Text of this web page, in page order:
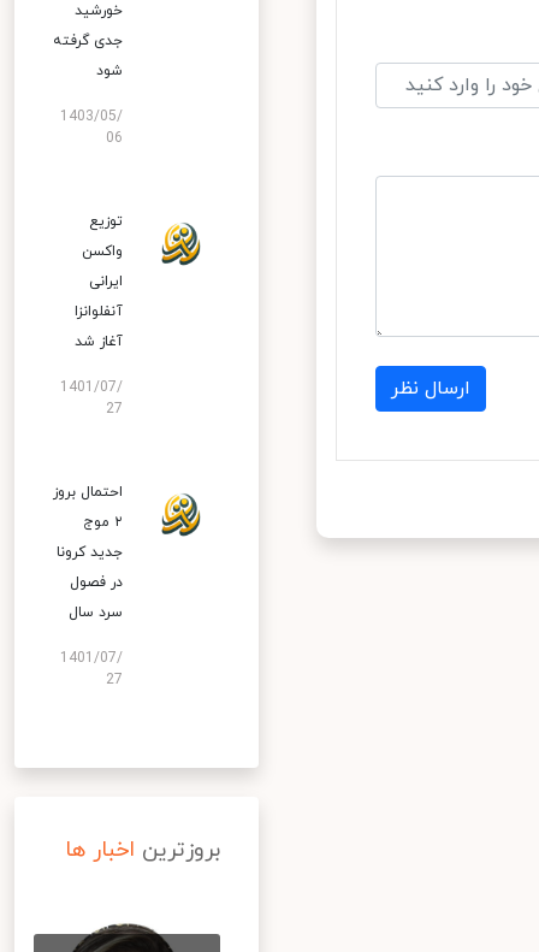
ارسال نظر
خورشید
جدی گرفته
شود
1403/05/
06
توزیع
واکسن
ایرانی
آنفلوانزا
آغاز شد
1401/07/
27
احتمال بروز
۲ موج
جدید کرونا
در فصول
سرد سال
1401/07/
27
بروزترین اخبار ها